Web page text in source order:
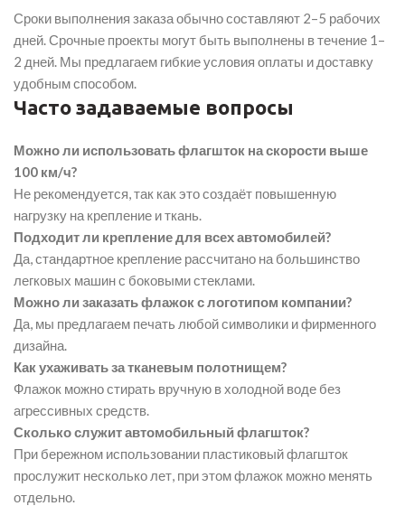
Сроки выполнения заказа обычно составляют 2–5 рабочих
дней. Срочные проекты могут быть выполнены в течение 1–
2 дней. Мы предлагаем гибкие условия оплаты и доставку
удобным способом.
Часто задаваемые вопросы
Можно ли использовать флагшток на скорости выше
100 км/ч?
Не рекомендуется, так как это создаёт повышенную
нагрузку на крепление и ткань.
Подходит ли крепление для всех автомобилей?
Да, стандартное крепление рассчитано на большинство
легковых машин с боковыми стеклами.
Можно ли заказать флажок с логотипом компании?
Да, мы предлагаем печать любой символики и фирменного
дизайна.
Как ухаживать за тканевым полотнищем?
Флажок можно стирать вручную в холодной воде без
агрессивных средств.
Сколько служит автомобильный флагшток?
При бережном использовании пластиковый флагшток
прослужит несколько лет, при этом флажок можно менять
отдельно.